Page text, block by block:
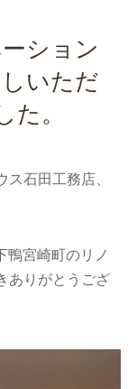
ション
いただ
た。
石田工務店、
鴨宮崎町のリノ
ありがとうござ